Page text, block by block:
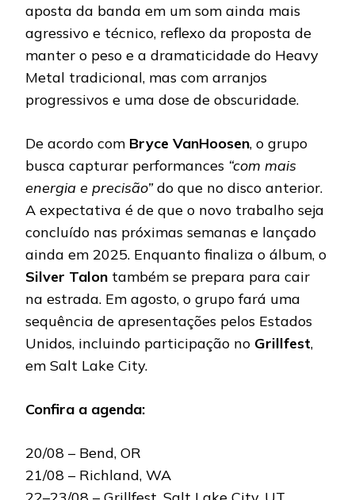
aposta da banda em um som ainda mais
agressivo e técnico, reflexo da proposta de
manter o peso e a dramaticidade do Heavy
Metal tradicional, mas com arranjos
progressivos e uma dose de obscuridade.
De acordo com Bryce VanHoosen, o grupo
busca capturar performances “com mais
energia e precisão”do que no disco anterior.
A expectativa é de que o novo trabalho seja
concluído nas próximas semanas e lançado
ainda em 2025. Enquanto finaliza o álbum, o
Silver Talon também se prepara para cair
na estrada. Em agosto, o grupo fará uma
sequência de apresentações pelos Estados
Unidos, incluindo participação no Grillfest,
em Salt Lake City.
Confira a agenda:
20/08 – Bend, OR
21/08 – Richland, WA